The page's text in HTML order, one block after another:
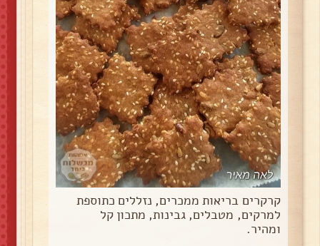
קרקרים בריאות ממכרים, נזללים כתוספת
למרקים, מטבלים, גבינות, מתכון קל
ומהיר.